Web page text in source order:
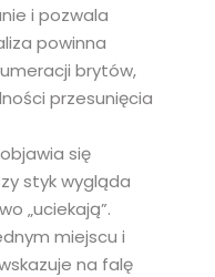
i pozwala
powinna
brytów,
przesunięcia
się
styk wygląda
„uciekają”.
miejscu i
na falę